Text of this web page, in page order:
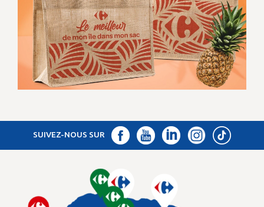
SUIVEZ-NOUS SUR